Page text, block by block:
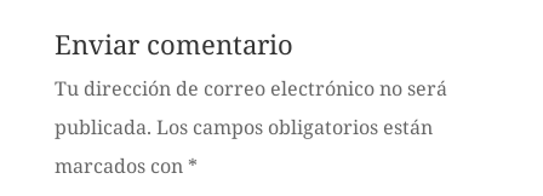
Enviar comentario
Tu dirección de correo electrónico no será
publicada. Los campos obligatorios están
marcados con *